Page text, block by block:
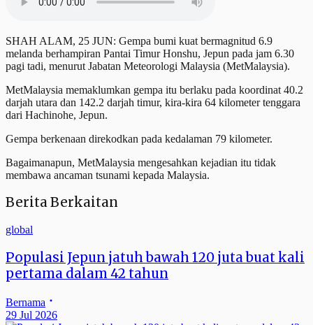
SHAH ALAM, 25 JUN: Gempa bumi kuat bermagnitud 6.9
melanda berhampiran Pantai Timur Honshu, Jepun pada jam 6.30
pagi tadi, menurut Jabatan Meteorologi Malaysia (MetMalaysia).
MetMalaysia memaklumkan gempa itu berlaku pada koordinat 40.2
darjah utara dan 142.2 darjah timur, kira-kira 64 kilometer tenggara
dari Hachinohe, Jepun.
Gempa berkenaan direkodkan pada kedalaman 79 kilometer.
Bagaimanapun, MetMalaysia mengesahkan kejadian itu tidak
membawa ancaman tsunami kepada Malaysia.
Berita Berkaitan
global
Populasi Jepun jatuh bawah 120 juta buat kali
pertama dalam 42 tahun
Bernama
29 Jul 2026